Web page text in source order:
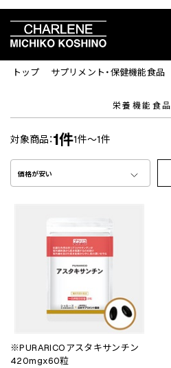
トップ サプリメント・保健機能食品
栄養機能食品
対象商品：1件1件～1件
価格が安い
※PURARICOアスタキサンチン
420mgx60粒